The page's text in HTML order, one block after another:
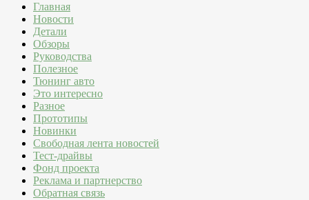
Главная
Новости
Детали
Обзоры
Руководства
Полезное
Тюнинг авто
Это интересно
Разное
Прототипы
Новинки
Свободная лента новостей
Тест-драйвы
Фонд проекта
Реклама и партнерство
Обратная связь